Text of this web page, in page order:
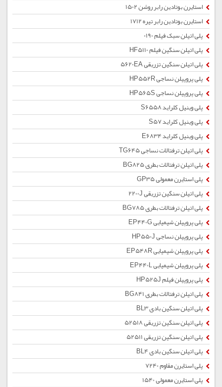
استایرن بوتادین رابر روشن 1502
استایرن بوتادین رابر تیره 1712
پلی اتیلن سبک فیلم 0190
پلی اتیلن سنگین فیلم HF5110
پلی اتیلن سنگین تزریقی 5620EA
پلی پروپیلن نساجی HP552R
پلی پروپیلن نساجی HP565S
پلی وینیل کلراید S6558
پلی وینیل کلراید S57
پلی وینیل کلراید E6834
پلی اتیلن ترفتالات نساجی TG645
پلی اتیلن ترفتالات بطری BG825
پلی استایرن معمولی GP35
پلی اتیلن سنگین تزریقی 2200J
پلی اتیلن ترفتالات بطری BG785
پلی پروپیلن شیمیایی EP440G
پلی پروپیلن نساجی HP550J
پلی پروپیلن شیمیایی EP548R
پلی پروپیلن شیمیایی EP440L
پلی پروپیلن فیلم HP525J
پلی اتیلن ترفتالات بطری BG841
پلی اتیلن سنگین بادی BL3
پلی اتیلن سنگین تزریقی 52518
پلی اتیلن سنگین تزریقی 52511
پلی اتیلن سنگین بادی BL4
پلی استایرن مقاوم 7240
پلی استایرن معمولی 1540